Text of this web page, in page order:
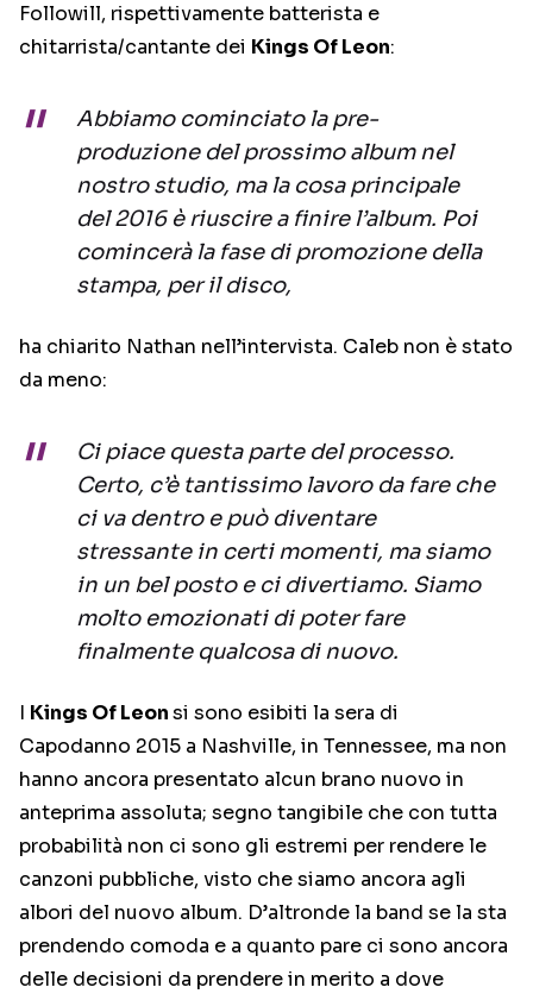
Followill, rispettivamente batterista e
chitarrista/cantante dei Kings Of Leon:
Abbiamo cominciato la pre-
produzione del prossimo album nel
nostro studio, ma la cosa principale
del 2016 è riuscire a finire l’album. Poi
comincerà la fase di promozione della
stampa, per il disco,
ha chiarito Nathan nell’intervista. Caleb non è stato
da meno:
Ci piace questa parte del processo.
Certo, c’è tantissimo lavoro da fare che
ci va dentro e può diventare
stressante in certi momenti, ma siamo
in un bel posto e ci divertiamo. Siamo
molto emozionati di poter fare
finalmente qualcosa di nuovo.
I Kings Of Leonsi sono esibiti la sera di
Capodanno 2015 a Nashville, in Tennessee, ma non
hanno ancora presentato alcun brano nuovo in
anteprima assoluta; segno tangibile che con tutta
probabilità non ci sono gli estremi per rendere le
canzoni pubbliche, visto che siamo ancora agli
albori del nuovo album. D’altronde la band se la sta
prendendo comoda e a quanto pare ci sono ancora
delle decisioni da prendere in merito a dove